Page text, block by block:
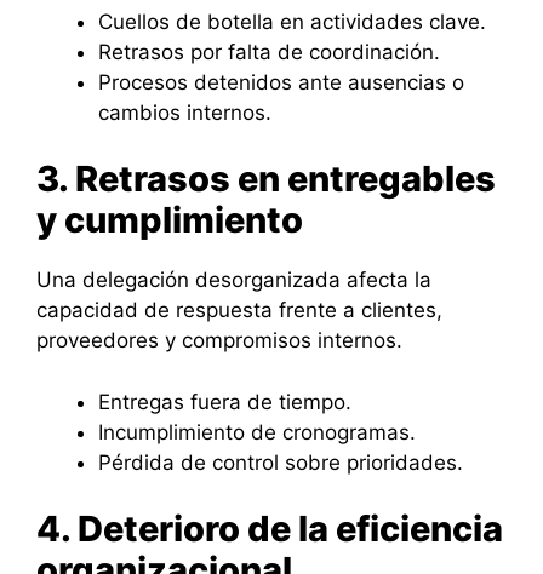
Cuellos de botella en actividades clave.
Retrasos por falta de coordinación.
Procesos detenidos ante ausencias o
cambios internos.
3. Retrasos en entregables
y cumplimiento
Una delegación desorganizada afecta la
capacidad de respuesta frente a clientes,
proveedores y compromisos internos.
Entregas fuera de tiempo.
Incumplimiento de cronogramas.
Pérdida de control sobre prioridades.
4. Deterioro de la eficiencia